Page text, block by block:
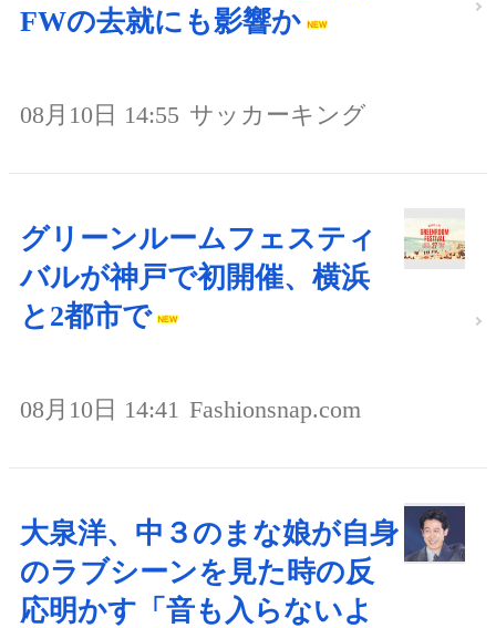
FWの去就にも影響か
08月10日 14:55 サッカーキング
グリーンルームフェスティ
バルが神戸で初開催、横浜
と2都市で
08月10日 14:41 Fashionsnap.com
大泉洋、中３のまな娘が自身
のラブシーンを見た時の反
応明かす「音も入らないよ